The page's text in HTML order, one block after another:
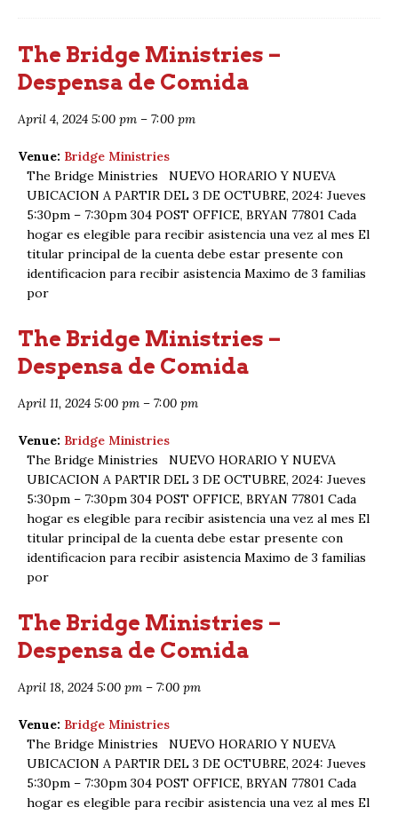
The Bridge Ministries –
Despensa de Comida
April 4, 2024 5:00 pm – 7:00 pm
Venue: Bridge Ministries
The Bridge Ministries NUEVO HORARIO Y NUEVA
UBICACION A PARTIR DEL 3 DE OCTUBRE, 2024: Jueves
5:30pm – 7:30pm 304 POST OFFICE, BRYAN 77801 Cada
hogar es elegible para recibir asistencia una vez al mes El
titular principal de la cuenta debe estar presente con
identificacion para recibir asistencia Maximo de 3 familias
por
The Bridge Ministries –
Despensa de Comida
April 11, 2024 5:00 pm – 7:00 pm
Venue: Bridge Ministries
The Bridge Ministries NUEVO HORARIO Y NUEVA
UBICACION A PARTIR DEL 3 DE OCTUBRE, 2024: Jueves
5:30pm – 7:30pm 304 POST OFFICE, BRYAN 77801 Cada
hogar es elegible para recibir asistencia una vez al mes El
titular principal de la cuenta debe estar presente con
identificacion para recibir asistencia Maximo de 3 familias
por
The Bridge Ministries –
Despensa de Comida
April 18, 2024 5:00 pm – 7:00 pm
Venue: Bridge Ministries
The Bridge Ministries NUEVO HORARIO Y NUEVA
UBICACION A PARTIR DEL 3 DE OCTUBRE, 2024: Jueves
5:30pm – 7:30pm 304 POST OFFICE, BRYAN 77801 Cada
hogar es elegible para recibir asistencia una vez al mes El